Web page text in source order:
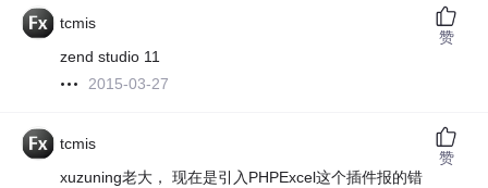
tcmis
zend studio 11
2015-03-27
赞
tcmis
xuzuning老大， 现在是引入PHPExcel这个插件报的错
赞